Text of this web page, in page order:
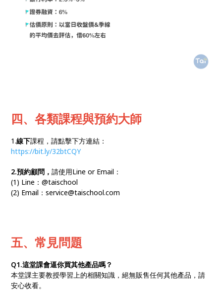
四、各類課程與預約大師
1.線下課程，請點擊下方連結：
https://bit.ly/32btCQY
2.預約顧問，請使用Line or Email：
(1) Line：@taischool
(2) Email：service@taischool.com
五、常見問題
Q1.這堂課會逼你買其他產品嗎？
本堂課主要教授學習上的相關知識，絕無販售任何其他產品，請
安心收看。